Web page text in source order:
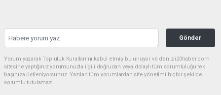
Gönder
Yorum yazarak Topluluk Kuralları’nı kabul etmiş bulunuyor ve denizli20haber.com
sitesine yaptığınız yorumunuzla ilgili doğrudan veya dolaylı tüm sorumluluğu tek
başınıza üstleniyorsunuz. Yazılan tüm yorumlardan site yönetimi hiçbir şekilde
sorumlu tutulamaz.